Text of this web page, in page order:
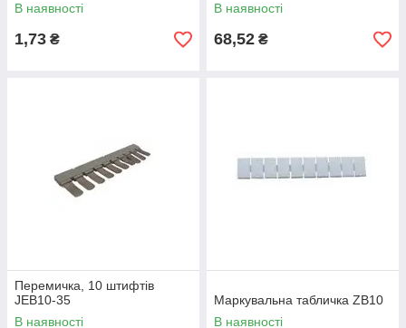
В наявності
1,73 ₴
В наявності
68,52 ₴
Перемичка, 10 штифтів
JЕВ10-35
В наявності
Маркувальна табличка ZB10
В наявності